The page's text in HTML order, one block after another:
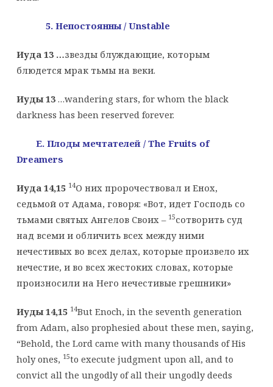
5. Непостоянны / Unstable
Иуда 13 …звезды блуждающие, которым
блюдется мрак тьмы на веки.
Иуды 13…wandering stars, for whom the black
darkness has been reserved forever.
E. Плодымечтателей/ The Fruits of
Dreamers
Иуда 14,15 14О них пророчествовал и Енох,
седьмой от Адама, говоря: «Вот, идет Господь со
тьмами святых Ангелов Своих – 15сотворить суд
над всеми и обличить всех между ними
нечестивых во всех делах, которые произвело их
нечестие, и во всех жестоких словах, которые
произносили на Него нечестивые грешники»
Иуды 14,15 14But Enoch, in the seventh generation
from Adam, also prophesied about these men, saying,
“Behold, the Lord came with many thousands of His
holy ones, 15to execute judgment upon all, and to
convict all the ungodly of all their ungodly deeds